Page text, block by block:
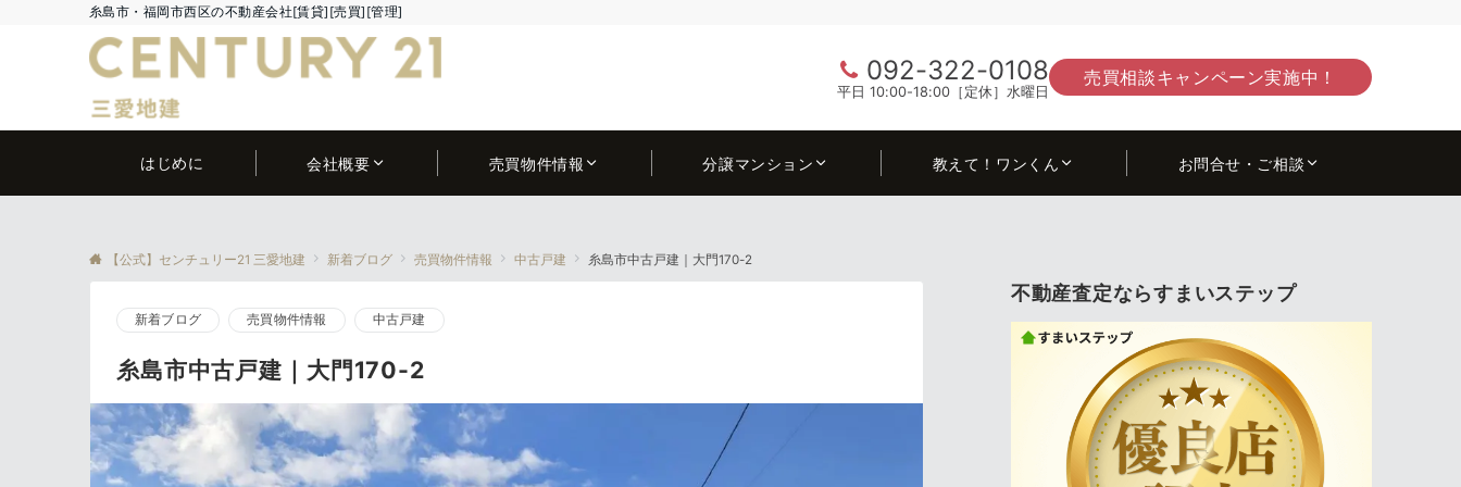
糸島市・福岡市西区の不動産会社[賃貸][売買][管理]
092-322-0108
平日 10:00-18:00［定休］水曜日
売買相談キャンペーン実施中！
はじめに 会社概要 売買物件情報 分譲マンション 教えて！ワンくん お問合せ・ご相談
【公式】センチュリー21 三愛地建 新着ブログ 売買物件情報 中古戸建 糸島市中古戸建｜大門170-2
新着ブログ 売買物件情報 中古戸建
糸島市中古戸建｜大門170-2
不動産査定ならすまいステップ